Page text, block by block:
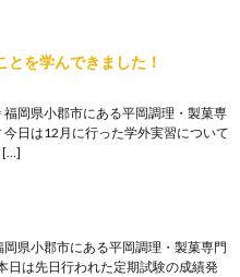
とを学んできました！
岡県小郡市にある平岡調理・製菓専
日は12月に行った学外実習について
[…]
県小郡市にある平岡調理・製菓専門
は先日行われた定期試験の成績発